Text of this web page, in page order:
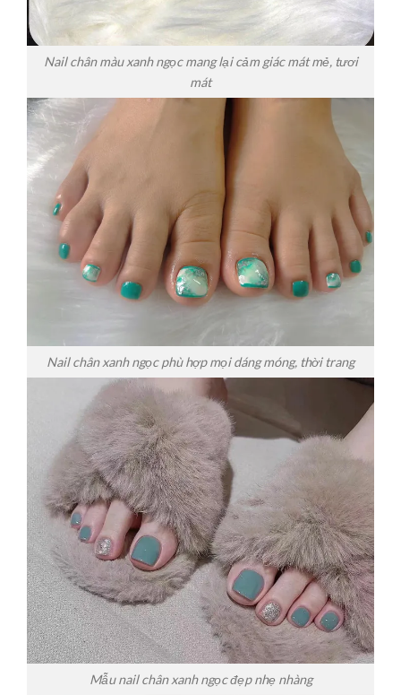
Nail chân màu xanh ngọc mang lại cảm giác mát mẻ, tươi
mát
Nail chân xanh ngọc phù hợp mọi dáng móng, thời trang
Mẫu nail chân xanh ngọc đẹp nhẹ nhàng